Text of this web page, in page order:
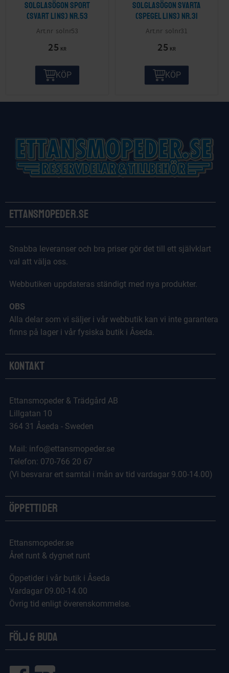
Solglasögon sport
(svart lins) nr.53
solnr53
25 KR
KÖP
Solglasögon svarta
(spegel lins) nr.31
solnr31
25 KR
KÖP
Ettansmopeder.se
Snabba leveranser och bra priser gör det till ett självklart
val att välja oss.
Webbutiken uppdateras ständigt med nya produkter.
OBS
Alla delar som vi säljer i vår webbutik kan vi inte garantera
finns på lager i vår fysiska butik i Åseda.
Kontakt
Ettansmopeder & Trädgård AB
Lillgatan 10
364 31 Åseda - Sweden
Mail: info@ettansmopeder.se
Telefon: 070-766 20 67
(Vi besvarar ert samtal i mån av tid vardagar 9.00-14.00)
Öppettider
Ettansmopeder.se
Året runt & dygnet runt
Öppetider i vår butik i Åseda
Vardagar 09.00-14.00
Övrig tid enligt överenskommelse.
Följ & Buda